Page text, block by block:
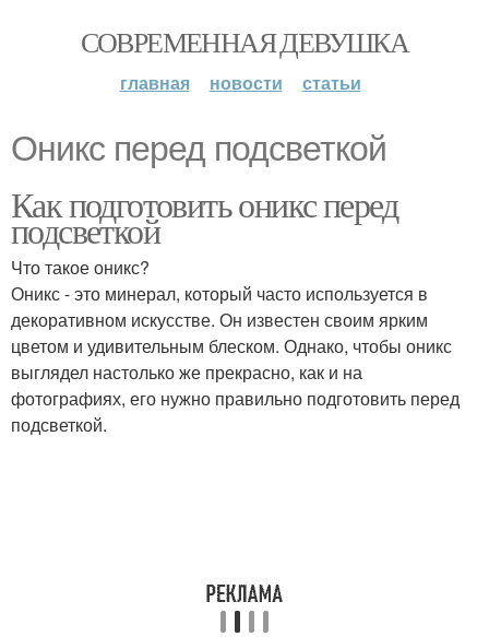
СОВРЕМЕННАЯ ДЕВУШКА
главная новости статьи
Оникс перед подсветкой
Как подготовить оникс перед
подсветкой
Что такое оникс?
Оникс - это минерал, который часто используется в
декоративном искусстве. Он известен своим ярким
цветом и удивительным блеском. Однако, чтобы оникс
выглядел настолько же прекрасно, как и на
фотографиях, его нужно правильно подготовить перед
подсветкой.